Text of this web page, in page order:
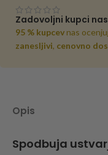
Zadovoljni kupci
95 % kupcev nas
zanesljivi, cenovno
Opis
Spodbuja